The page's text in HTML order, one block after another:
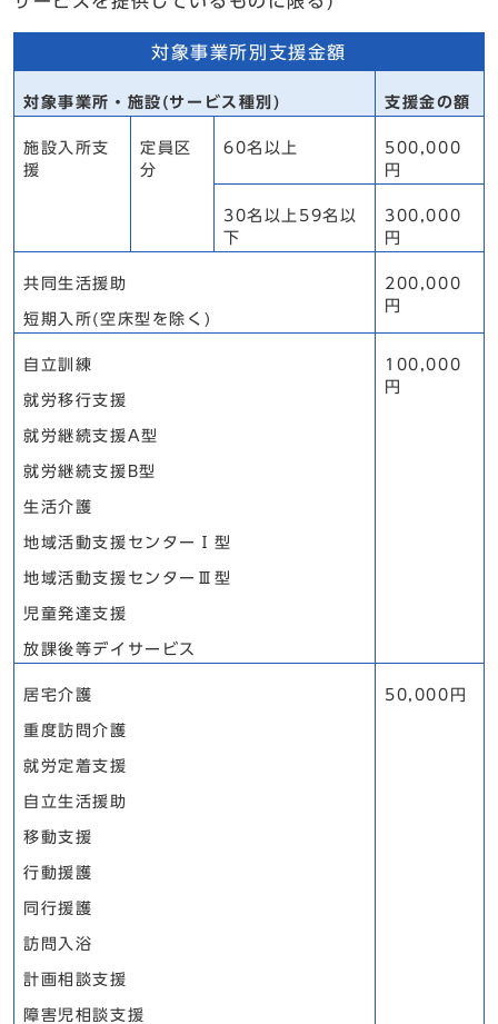
対象事業所別支援金額
対象事業所・施設(サービス種別) 支援金の額
施設入所支
援
定員区
分
60名以上
500,000
円
30名以上59名以
下
300,000
円
共同生活援助
短期入所(空床型を除く)
200,000
円
自立訓練
就労移行支援
就労継続支援A型
就労継続支援B型
生活介護
地域活動支援センターⅠ型
地域活動支援センターⅢ型
児童発達支援
放課後等デイサービス
100,000
円
居宅介護
重度訪問介護
就労定着支援
自立生活援助
移動支援
行動援護
同行援護
訪問入浴
計画相談支援
障害児相談支援
50,000円